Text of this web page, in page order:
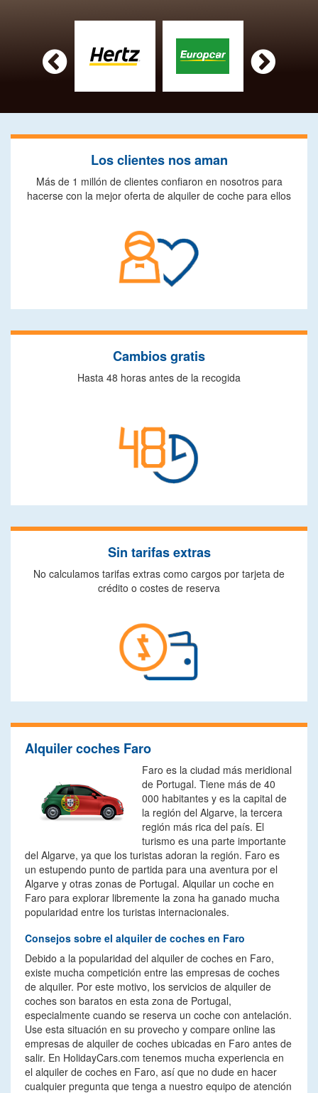
 
Los clientes nos aman
Más de 1 millón de clientes confiaron en nosotros para
hacerse con la mejor oferta de alquiler de coche para ellos
Cambios gratis
Hasta 48 horas antes de la recogida
Sin tarifas extras
No calculamos tarifas extras como cargos por tarjeta de
crédito o costes de reserva
Alquiler coches Faro
Faro es la ciudad más meridional
de Portugal. Tiene más de 40
000 habitantes y es la capital de
la región del Algarve, la tercera
región más rica del país. El
turismo es una parte importante
del Algarve, ya que los turistas adoran la región. Faro es
un estupendo punto de partida para una aventura por el
Algarve y otras zonas de Portugal. Alquilar un coche en
Faro para explorar libremente la zona ha ganado mucha
popularidad entre los turistas internacionales.
Consejos sobre el alquiler de coches en Faro
Debido a la popularidad del alquiler de coches en Faro,
existe mucha competición entre las empresas de coches
de alquiler. Por este motivo, los servicios de alquiler de
coches son baratos en esta zona de Portugal,
especialmente cuando se reserva un coche con antelación.
Use esta situación en su provecho y compare online las
empresas de alquiler de coches ubicadas en Faro antes de
salir. En HolidayCars.com tenemos mucha experiencia en
el alquiler de coches en Faro, así que no dude en hacer
cualquier pregunta que tenga a nuestro equipo de atención